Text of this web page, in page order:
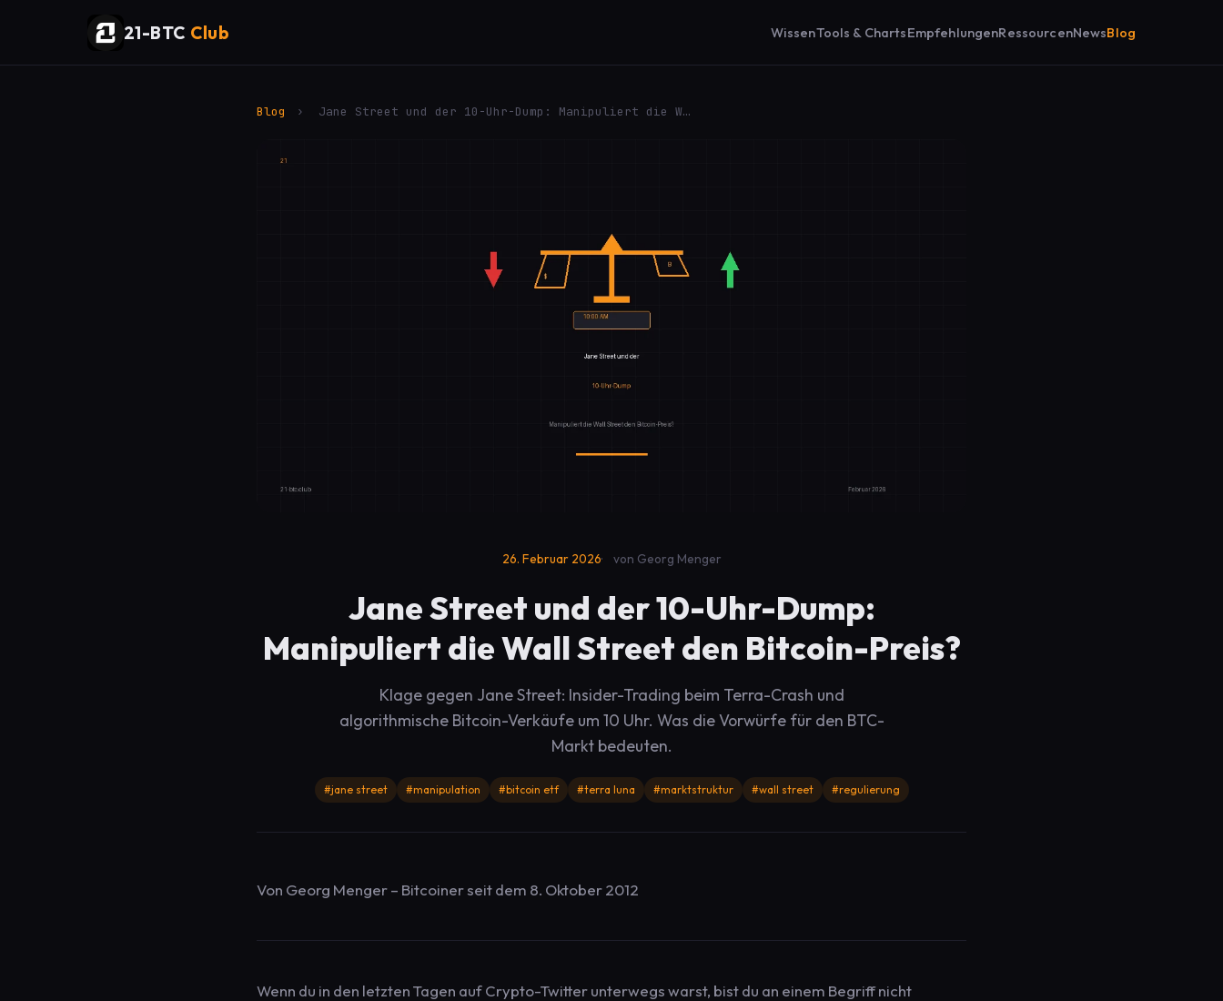
21-BTC Club WissenTools & ChartsEmpfehlungenRessourcenNewsBlog
Blog › Jane Street und der 10-Uhr-Dump: Manipuliert die W…
26. Februar 2026 von Georg Menger
Jane Street und der 10-Uhr-Dump:
Manipuliert die Wall Street den Bitcoin-Preis?
Klage gegen Jane Street: Insider-Trading beim Terra-Crash und
algorithmische Bitcoin-Verkäufe um 10 Uhr. Was die Vorwürfe für den BTC-
Markt bedeuten.
#jane street #manipulation #bitcoin etf #terra luna #marktstruktur #wall street #regulierung
Von Georg Menger – Bitcoiner seit dem 8. Oktober 2012
Wenn du in den letzten Tagen auf Crypto-Twitter unterwegs warst, bist du an einem Begriff nicht